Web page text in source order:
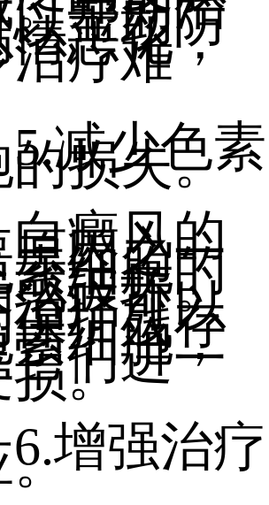
以帮助防
恶化，
治疗难
少色素
的损失。
风的
原因之一
素细胞的
破坏。
疗可以
保护残存
素细胞，
它们进一
。
强治疗
。